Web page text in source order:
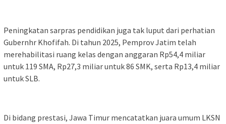
Peningkatan sarpras pendidikan juga tak luput dari perhatian
Gubernhr Khofifah. Di tahun 2025, Pemprov Jatim telah
merehabilitasi ruang kelas dengan anggaran Rp54,4 miliar
untuk 119 SMA, Rp27,3 miliar untuk 86 SMK, serta Rp13,4 miliar
untuk SLB.
Di bidang prestasi, Jawa Timur mencatatkan juara umum LKSN